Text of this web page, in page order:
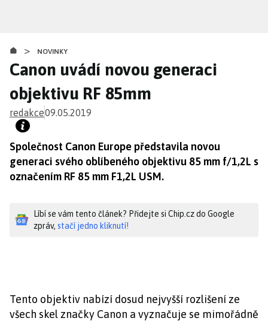
obsahu
> NOVINKY
Canon uvádí novou generaci
objektivu RF 85mm
redakce09.05.2019
Společnost Canon Europe představila novou
generaci svého oblíbeného objektivu 85 mm f/1,2L s
označením RF 85 mm F1,2L USM.
Líbí se vám tento článek? Přidejte si Chip.cz do Google
zpráv, stačí jedno kliknutí!
Tento objektiv nabízí dosud nejvyšší rozlišení ze
všech skel značky Canon a vyznačuje se mimořádně